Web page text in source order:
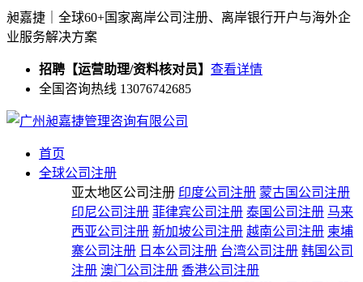
昶嘉捷｜全球60+国家离岸公司注册、离岸银行开户与海外企
业服务解决方案
招聘【运营助理/资料核对员】 查看详情
全国咨询热线 13076742685
首页
全球公司注册
亚太地区公司注册 印度公司注册 蒙古国公司注册
印尼公司注册 菲律宾公司注册 泰国公司注册 马来
西亚公司注册 新加坡公司注册 越南公司注册 柬埔
寨公司注册 日本公司注册 台湾公司注册 韩国公司
注册 澳门公司注册 香港公司注册